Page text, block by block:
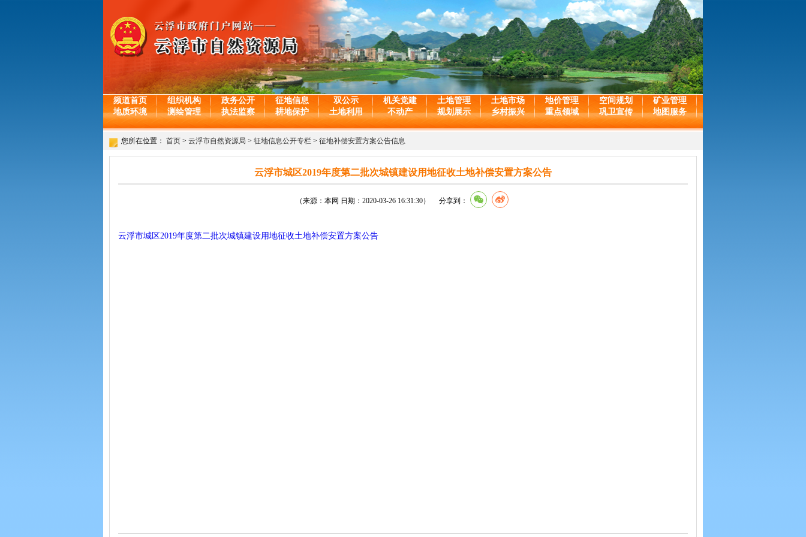
频道首页 组织机构 政务公开 征地信息 双公示 机关党建 土地管理 土地市场 地价管理 空间规划
矿业管理
地质环境
测绘管理 执法监察 耕地保护 土地利用 不动产 规划展示 乡村振兴 重点领域 巩卫宣传 地图服务
您所在位置： 首页 > 云浮市自然资源局 > 征地信息公开专栏 > 征地补偿安置方案公告信息
云浮市城区2019年度第二批次城镇建设用地征收土地补偿安置方案公告
（来源：本网 日期：2020-03-26 16:31:30） 分享到：
云浮市城区2019年度第二批次城镇建设用地征收土地补偿安置方案公告